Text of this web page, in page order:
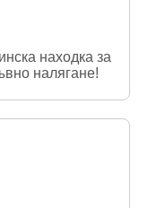
находка за
налягане!